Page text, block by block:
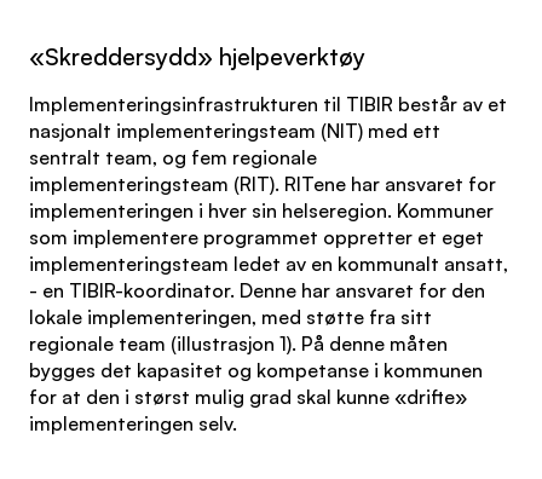
«Skreddersydd» hjelpeverktøy
Implementeringsinfrastrukturen til TIBIR består av et
nasjonalt implementeringsteam (NIT) med ett
sentralt team, og fem regionale
implementeringsteam (RIT). RITene har ansvaret for
implementeringen i hver sin helseregion. Kommuner
som implementere programmet oppretter et eget
implementeringsteam ledet av en kommunalt ansatt,
- en TIBIR-koordinator. Denne har ansvaret for den
lokale implementeringen, med støtte fra sitt
regionale team (illustrasjon 1). På denne måten
bygges det kapasitet og kompetanse i kommunen
for at den i størst mulig grad skal kunne «drifte»
implementeringen selv.